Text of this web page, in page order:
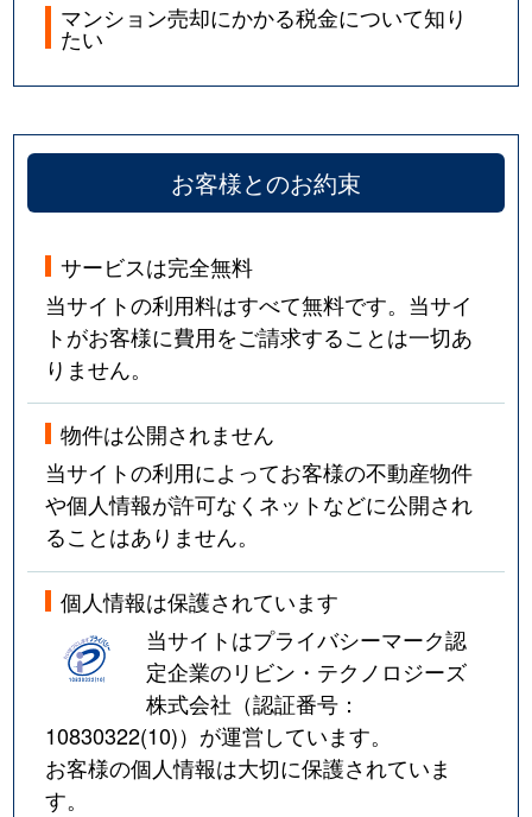
マンション売却にかかる税金について知り
たい
お客様とのお約束
サービスは完全無料
当サイトの利用料はすべて無料です。当サイ
トがお客様に費用をご請求することは一切あ
りません。
物件は公開されません
当サイトの利用によってお客様の不動産物件
や個人情報が許可なくネットなどに公開され
ることはありません。
個人情報は保護されています
当サイトはプライバシーマーク認
定企業のリビン・テクノロジーズ
株式会社（認証番号：
10830322(10)）が運営しています。
お客様の個人情報は大切に保護されていま
す。